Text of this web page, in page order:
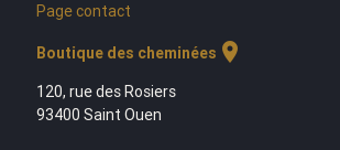
Page contact
Boutique des cheminées location_on
120, rue des Rosiers
93400 Saint Ouen